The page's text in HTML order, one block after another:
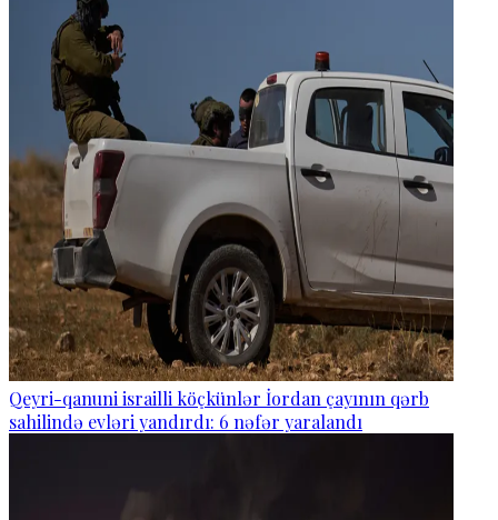
Qeyri-qanuni israilli köçkünlər İordan çayının qərb
sahilində evləri yandırdı: 6 nəfər yaralandı